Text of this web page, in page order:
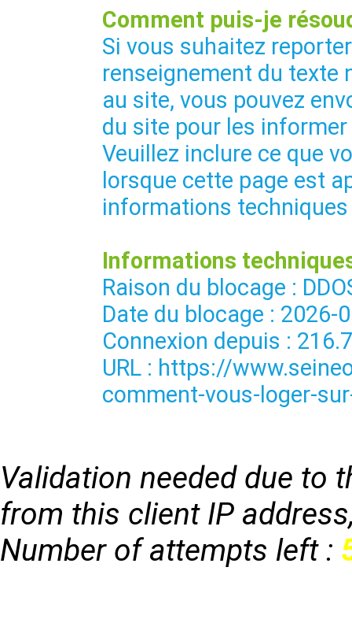
Comment puis-je
Si vous suhaitez
renseignement du texte
au site, vous pouvez
du site pour les
Veuillez inclure ce que
lorsque cette page est
informations
Informations
Raison du blocage :
Date du blocage : 2026-
Connexion depuis :
URL : https://
comment-vous-loger-
Validation needed due to
from this client IP
Number of attempts left :